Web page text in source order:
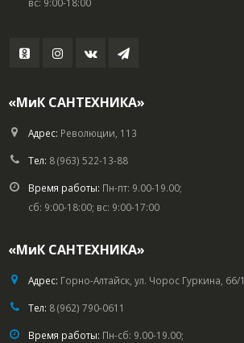
вс: 9:00-18:00
«МиК САНТЕХНИКА»
Адрес: Революции, 113
Тел: 8 (963) 522-13-88
Время работы: Пн-пт: 9.00-19.00;
сб: 9:00-18:00; вс: 9:00-17:00
«МиК САНТЕХНИКА»
Адрес: Горно-Алтайск, ул. Чорос Гуркина, 66/1
Тел: 8 (962) 790-0611
Время работы: Пн-сб: 9.00-19.00;